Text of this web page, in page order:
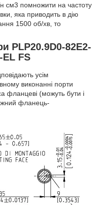
н см3 помножити на частоту
яка приводить в дію
1500 об/хв, то
PLP20.9D0-82E2-
EL FS
усім
виконанні порти
фланцеві (можуть бути і
фланець-